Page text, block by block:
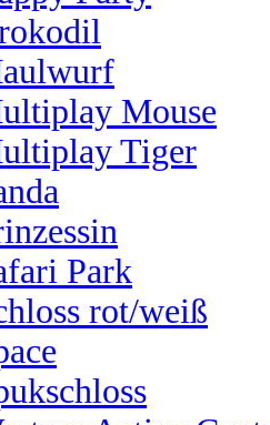
Mouse
Tiger
Park
rot/weiß